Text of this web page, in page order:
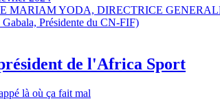
MARIAM YODA, DIRECTRICE
Présidente du CN-FIF)
de l'Africa Sport
là où ça fait mal